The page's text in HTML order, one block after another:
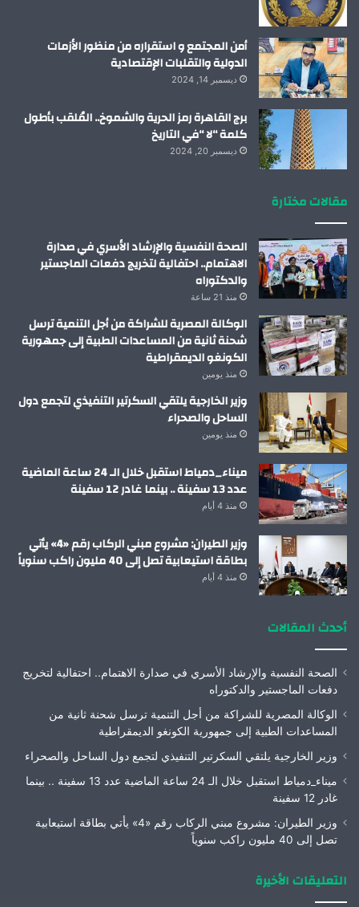
أمن المجتمع و استقراره من منظور الأزمات
الدولية والتقلبات الإقتصادية
ديسمبر 14, 2024
برج القاهرة رمز الحرية والشموخ.. المُلقب بأطول
كلمة “لا “في التاريخ
ديسمبر 20, 2024
مقالات مختارة
الصحة النفسية والإرشاد الأسري في صدارة
الاهتمام.. احتفالية لتخريج دفعات الماجستير
والدكتوراه
منذ 21 ساعة
الوكالة المصرية للشراكة من أجل التنمية ترسل
شحنة ثانية من المساعدات الطبية إلى جمهورية
الكونغو الديمقراطية
منذ يومين
وزير الخارجية يلتقي السكرتير التنفيذي لتجمع دول
الساحل والصحراء
منذ يومين
ميناء_دمياط استقبل خلال الـ 24 ساعة الماضية
عدد 13 سفينة .. بينما غادر 12 سفينة
منذ 4 أيام
وزير الطيران: مشروع مبني الركاب رقم «4» يأتي
بطاقة استيعابية تصل إلى 40 مليون راكب سنوياً
منذ 4 أيام
أحدث المقالات
الصحة النفسية والإرشاد الأسري في صدارة الاهتمام.. احتفالية لتخريج
دفعات الماجستير والدكتوراه
الوكالة المصرية للشراكة من أجل التنمية ترسل شحنة ثانية من
المساعدات الطبية إلى جمهورية الكونغو الديمقراطية
وزير الخارجية يلتقي السكرتير التنفيذي لتجمع دول الساحل والصحراء
ميناء_دمياط استقبل خلال الـ 24 ساعة الماضية عدد 13 سفينة .. بينما
غادر 12 سفينة
وزير الطيران: مشروع مبني الركاب رقم «4» يأتي بطاقة استيعابية
تصل إلى 40 مليون راكب سنوياً
التعليقات الأخيرة